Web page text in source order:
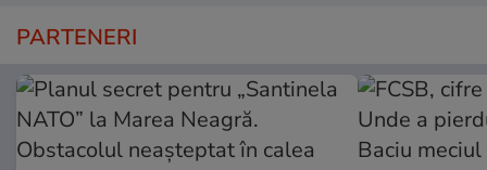
PARTENERI